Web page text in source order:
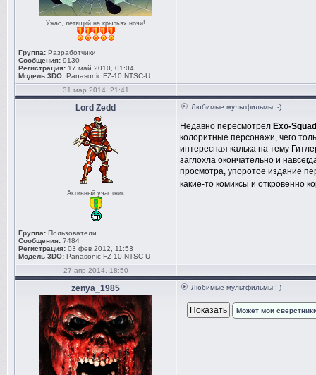
Ужас, летящий на крыльях ночи!
Группа: Разработчики
Сообщения: 9130
Регистрация: 17 май 2010, 01:04
Модель 3DO: Panasonic FZ-10 NTSC-U
31 мар 2014, 21:41
Lord Zedd
Активный участник
Группа: Пользователи
Сообщения: 7484
Регистрация: 03 фев 2012, 11:53
Модель 3DO: Panasonic FZ-10 NTSC-U
Любимые мультфильмы ;-)
Недавно пересмотрел Exo-Squad
колоритные персонажи, чего
интересная калька на тему
заглохла окончательно и
просмотра, упоротое издание
какие-то комиксы и откровенно
27 апр 2014, 18:50
zenya_1985 Любимые мультфильмы ;-)
Может мои